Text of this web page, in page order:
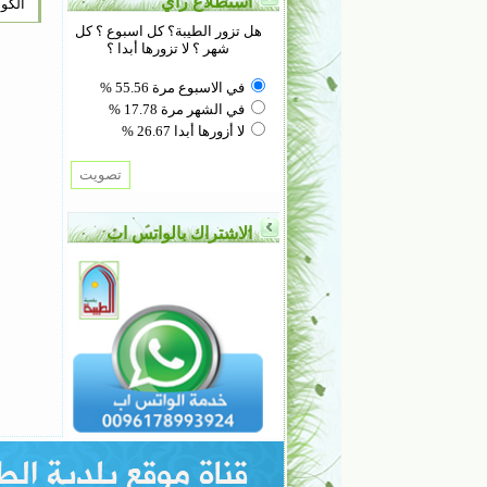
هل تزور الطيبة؟ كل اسبوع ؟ كل
شهر ؟ لا تزورها أبدا ؟
في الاسبوع مرة 55.56 %
في الشهر مرة 17.78 %
لا أزورها أبدا 26.67 %
الاشتراك بالواتس اب